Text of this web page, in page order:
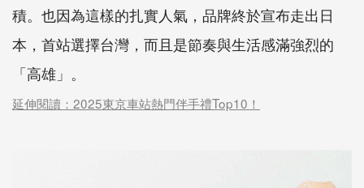
積。也因為這樣的扎實人氣，品牌終於宣布走出日
本，首站選擇台灣，而且是節奏與生活感滿強烈的
「高雄」。
延伸閱讀：2025東京車站熱門伴手禮Top10！